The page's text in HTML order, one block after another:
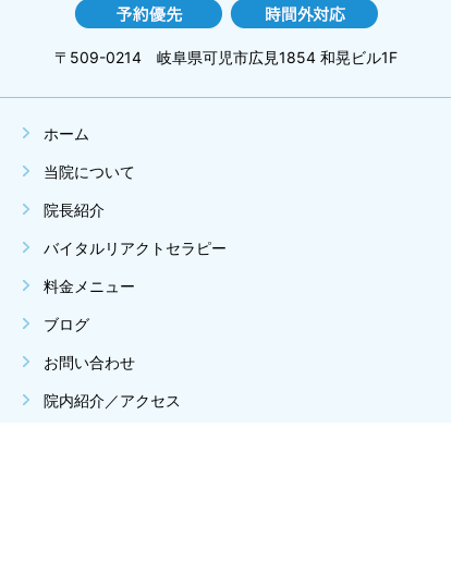
〒509-0214 岐阜県可児市広見1854 和晃ビル1F
ホーム
当院について
院長紹介
バイタルリアクトセラピー
料金メニュー
ブログ
お問い合わせ
院内紹介／アクセス